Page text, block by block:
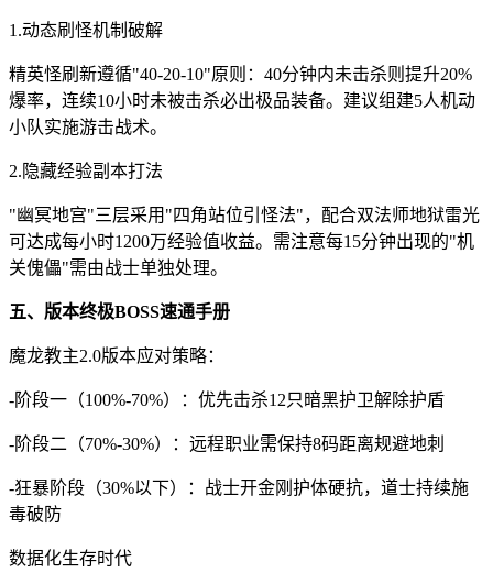
1.动态刷怪机制破解
精英怪刷新遵循"40-20-10"原则：40分钟内未击杀则提升20%
爆率，连续10小时未被击杀必出极品装备。建议组建5人机动
小队实施游击战术。
2.隐藏经验副本打法
"幽冥地宫"三层采用"四角站位引怪法"，配合双法师地狱雷光
可达成每小时1200万经验值收益。需注意每15分钟出现的"机
关傀儡"需由战士单独处理。
五、版本终极BOSS速通手册
魔龙教主2.0版本应对策略：
-阶段一（100%-70%）：优先击杀12只暗黑护卫解除护盾
-阶段二（70%-30%）：远程职业需保持8码距离规避地刺
-狂暴阶段（30%以下）：战士开金刚护体硬抗，道士持续施
毒破防
数据化生存时代